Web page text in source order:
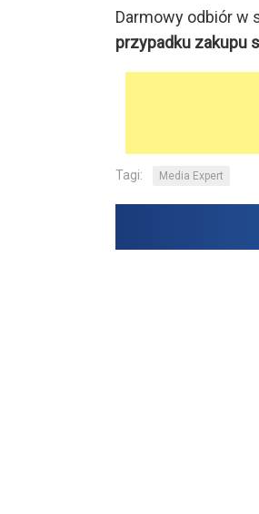
Darmowy odbiór w
przypadku zakupu
Tagi: Media Expert